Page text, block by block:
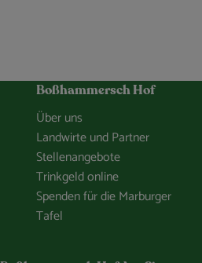
Boßhammersch Hof
Über uns
Landwirte und Partner
Stellenangebote
Trinkgeld online
Spenden für die Marburger
Tafel